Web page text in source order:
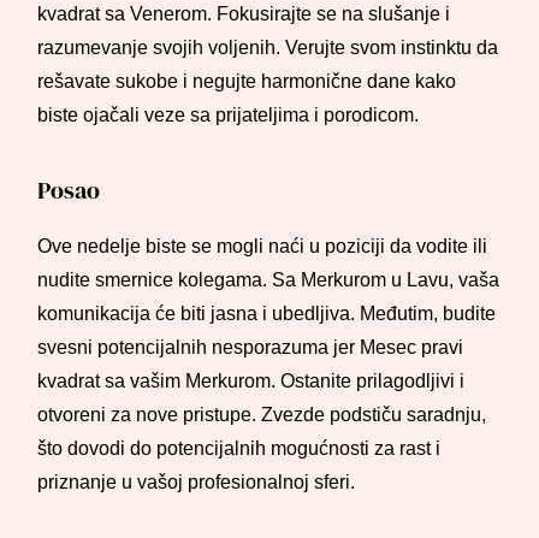
kvadrat sa Venerom. Fokusirajte se na slušanje i
razumevanje svojih voljenih. Verujte svom instinktu da
rešavate sukobe i negujte harmonične dane kako
biste ojačali veze sa prijateljima i porodicom.
Posao
Ove nedelje biste se mogli naći u poziciji da vodite ili
nudite smernice kolegama. Sa Merkurom u Lavu, vaša
komunikacija će biti jasna i ubedljiva. Međutim, budite
svesni potencijalnih nesporazuma jer Mesec pravi
kvadrat sa vašim Merkurom. Ostanite prilagodljivi i
otvoreni za nove pristupe. Zvezde podstiču saradnju,
što dovodi do potencijalnih mogućnosti za rast i
priznanje u vašoj profesionalnoj sferi.